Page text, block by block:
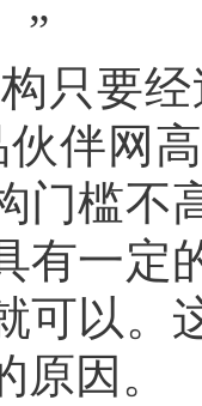
”
只要
伴网
门槛不
有一定
可以。
因。